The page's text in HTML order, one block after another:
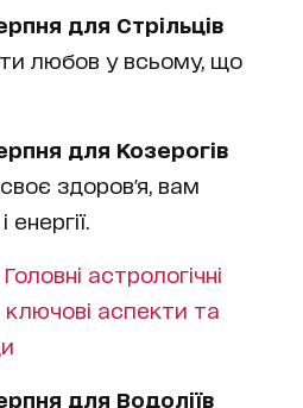
для Стрільців
любов у всьому, що
для Козерогів
здоров'я, вам
Головні астрологічні
ключові аспекти та
для Водоліїв